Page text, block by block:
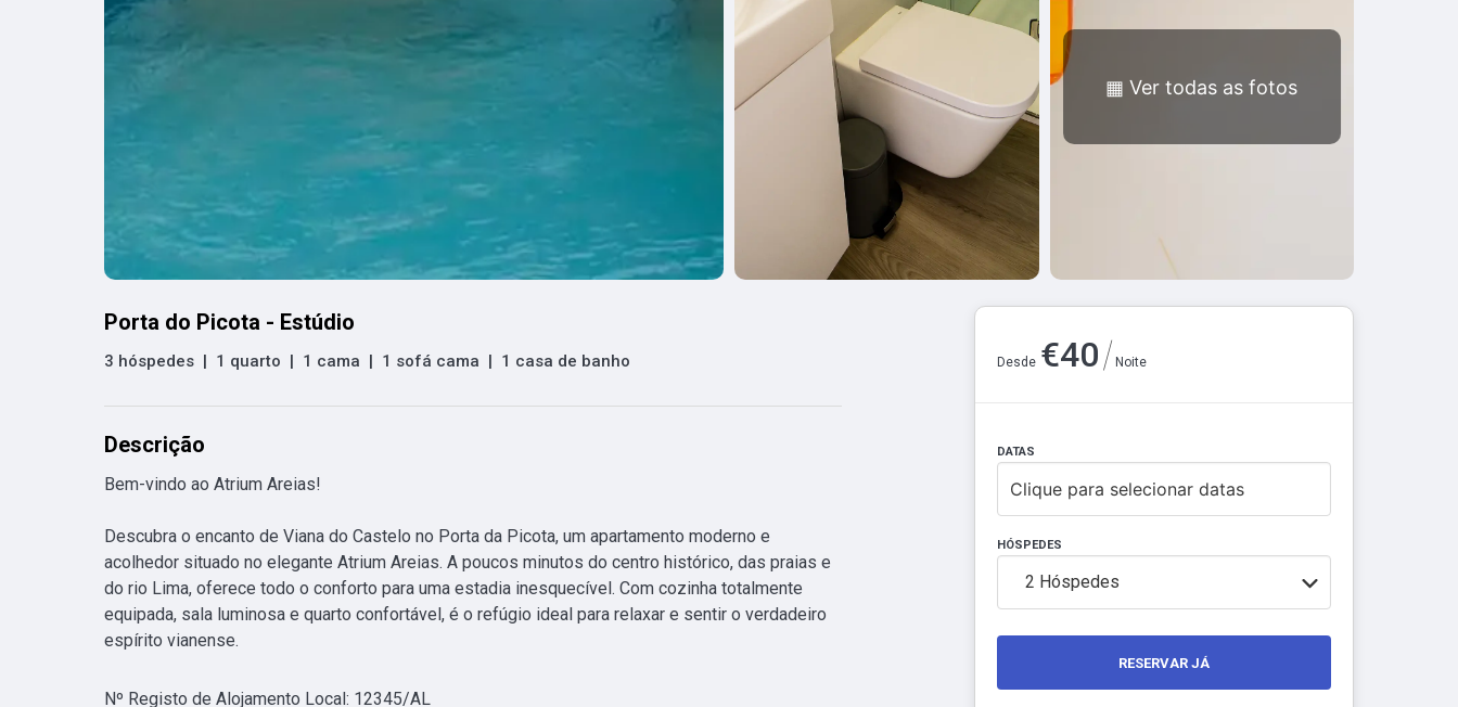
▦Ver todas as fotos
Porta do Picota - Estúdio
3 hóspedes | 1 quarto | 1 cama | 1 sofá cama | 1 casa de banho
Descrição
Bem-vindo ao Atrium Areias!
Descubra o encanto de Viana do Castelo no Porta da Picota, um apartamento moderno e
acolhedor situado no elegante Atrium Areias. A poucos minutos do centro histórico, das praias e
do rio Lima, oferece todo o conforto para uma estadia inesquecível. Com cozinha totalmente
equipada, sala luminosa e quarto confortável, é o refúgio ideal para relaxar e sentir o verdadeiro
espírito vianense.
Nº Registo de Alojamento Local: 12345/AL
Desde €40/ Noite
DATAS
Clique para selecionar datas
HÓSPEDES
2 Hóspedes
RESERVAR JÁ